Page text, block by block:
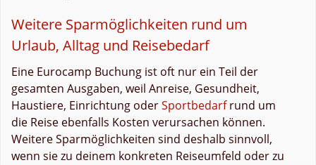
Weitere Sparmöglichkeiten rund um
Urlaub, Alltag und Reisebedarf
Eine Eurocamp Buchung ist oft nur ein Teil der
gesamten Ausgaben, weil Anreise, Gesundheit,
Haustiere, Einrichtung oderSportbedarfrund um
die Reise ebenfalls Kosten verursachen können.
Weitere Sparmöglichkeiten sind deshalb sinnvoll,
wenn sie zu deinem konkreten Reiseumfeld oder zu